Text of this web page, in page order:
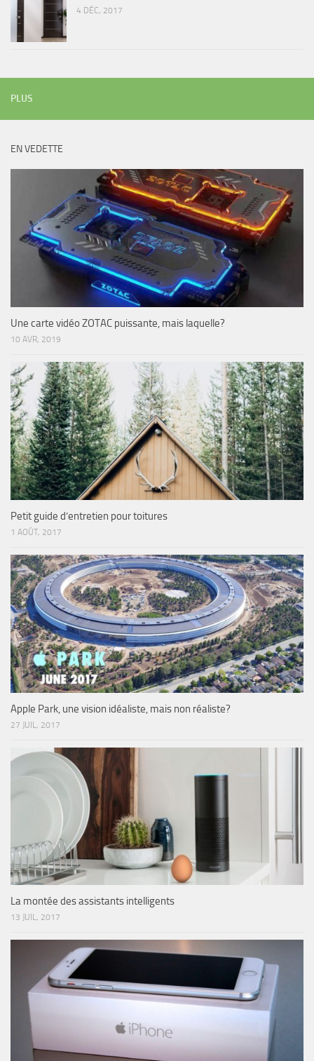
4 DÉC, 2017
PLUS
EN VEDETTE
Une carte vidéo ZOTAC puissante, mais laquelle?
10 AVR, 2019
Petit guide d’entretien pour toitures
1 AOÛT, 2017
Apple Park, une vision idéaliste, mais non réaliste?
27 JUIL, 2017
La montée des assistants intelligents
13 JUIL, 2017